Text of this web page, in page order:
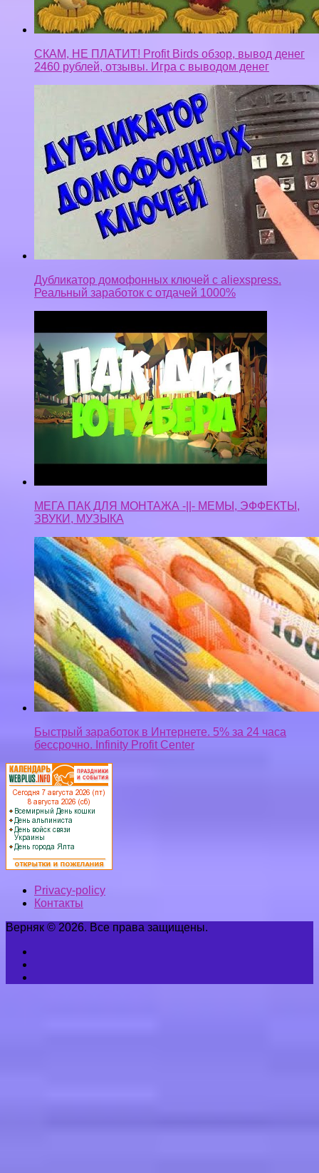
СКАМ, НЕ ПЛАТИТ! Profit Birds обзор, вывод денег
2460 рублей, отзывы. Игра с выводом денег
Дубликатор домофонных ключей с aliexspress.
Реальный заработок с отдачей 1000%
МЕГА ПАК ДЛЯ МОНТАЖА -||- МЕМЫ, ЭФФЕКТЫ,
ЗВУКИ, МУЗЫКА
Быстрый заработок в Интернете. 5% за 24 часа
бессрочно. Infinity Profit Center
Privacy-policy
Контакты
Верняк © 2026. Все права защищены.